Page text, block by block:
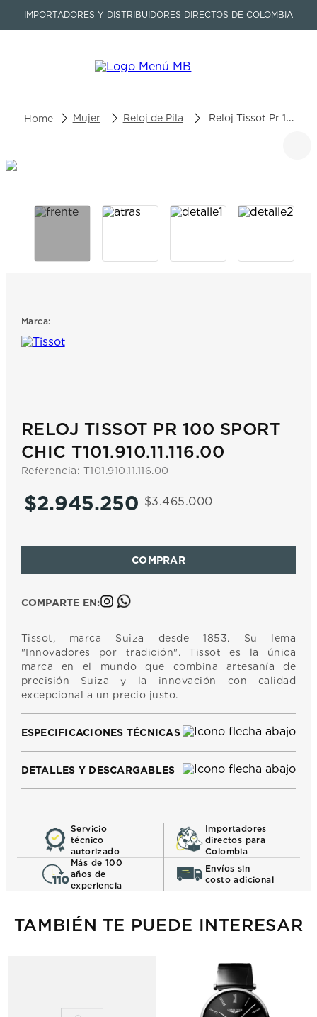
IMPORTADORES Y DISTRIBUIDORES DIRECTOS DE COLOMBIA
Buscar un producto o artículo
Mujer Reloj de Pila Reloj Tissot Pr 100 Sport Chic T101.910.11.116.00
Marca:
RELOJ TISSOT PR 100 SPORT
CHIC T101.910.11.116.00
Referencia: T101.910.11.116.00
$3.465.000
$2.945.250
COMPARTE EN:
Tissot, marca Suiza desde 1853. Su lema
"Innovadores por tradición". Tissot es la única
marca en el mundo que combina artesanía de
precisión Suiza y la innovación con calidad
excepcional a un precio justo.
ESPECIFICACIONES TÉCNICAS
DETALLES Y DESCARGABLES
Servicio
técnico
autorizado
Importadores
directos para
Colombia
Más de 100
años de
experiencia
Envíos sin
costo adicional
TAMBIÉN TE PUEDE INTERESAR